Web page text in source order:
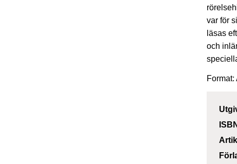
var för
läsas
och
Format: